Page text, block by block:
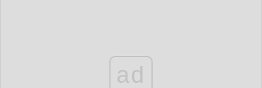
ad